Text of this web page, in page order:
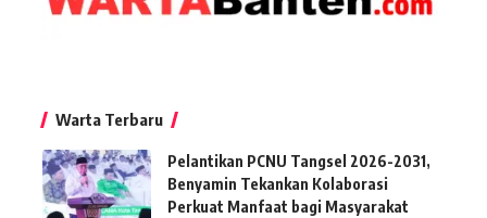
Warta Terbaru
Pelantikan PCNU Tangsel 2026-2031,
Benyamin Tekankan Kolaborasi
Perkuat Manfaat bagi Masyarakat